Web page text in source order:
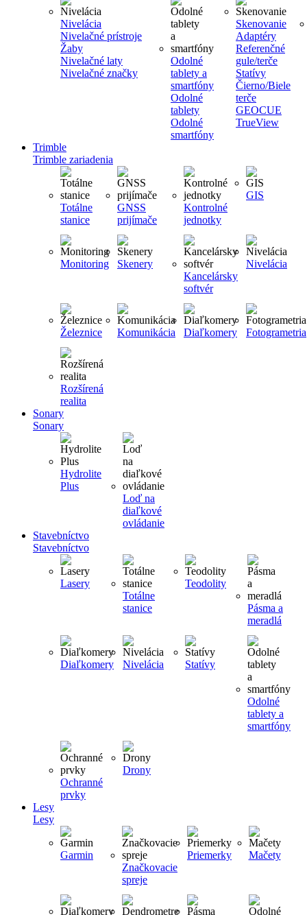
Nivelácia
Nivelačné prístroje
Žaby
Nivelačné laty
Nivelačné značky
Odolné
tablety a
smartfóny
Odolné
tablety
Odolné
smartfóny
Skenovanie
Adaptéry
Referenčné
gule/terče
Statívy
Čierno/Biele
terče
GEOCUE
TrueView
Trimble
Trimble zariadenia
Totálne
stanice
GNSS
prijímače
Kontrolné
jednotky
GIS
Monitoring
Skenery
Kancelársky
softvér
Nivelácia
Železnice Komunikácia Diaľkomery Fotogrametria
Rozšírená
realita
Sonary
Sonary
Hydrolite
Plus
Loď na
diaľkové
ovládanie
Stavebníctvo
Stavebníctvo
Lasery
Totálne
stanice
Teodolity
Pásma a
meradlá
Diaľkomery Nivelácia Statívy
Odolné
tablety a
smartfóny
Ochranné
prvky
Drony
Lesy
Lesy
Garmin
Značkovacie
spreje
Priemerky Mačety